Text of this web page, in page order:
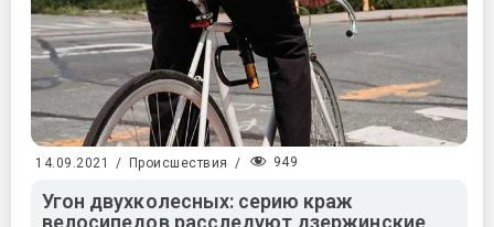
14.09.2021 / Происшествия / 949
Угон двухколесных: серию краж
велосипедов расследуют дзержинские